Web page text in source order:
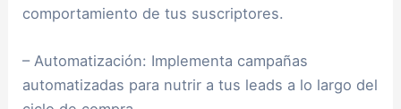
comportamiento de tus suscriptores.
– Automatización: Implementa campañas
automatizadas para nutrir a tus leads a lo largo del